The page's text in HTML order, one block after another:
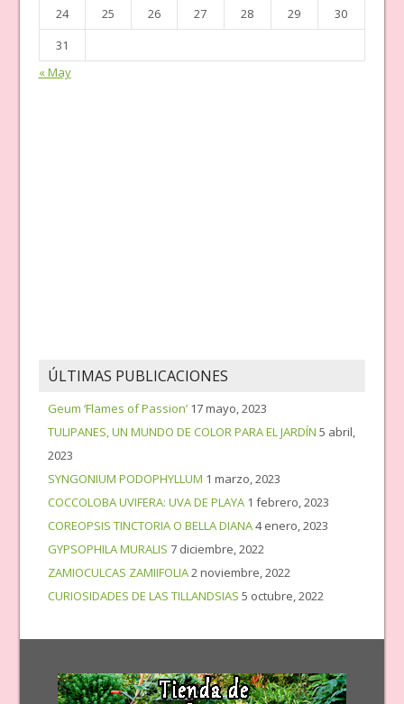
24
25 26 27 28 29
30
31
« May
ÚLTIMAS PUBLICACIONES
Geum ‘Flames of Passion’ 17 mayo, 2023
TULIPANES, UN MUNDO DE COLOR PARA EL JARDÍN 5 abril,
2023
SYNGONIUM PODOPHYLLUM 1 marzo, 2023
COCCOLOBA UVIFERA: UVA DE PLAYA 1 febrero, 2023
COREOPSIS TINCTORIA O BELLA DIANA4 enero, 2023
GYPSOPHILA MURALIS 7 diciembre, 2022
ZAMIOCULCAS ZAMIIFOLIA2 noviembre, 2022
CURIOSIDADES DE LAS TILLANDSIAS 5 octubre, 2022